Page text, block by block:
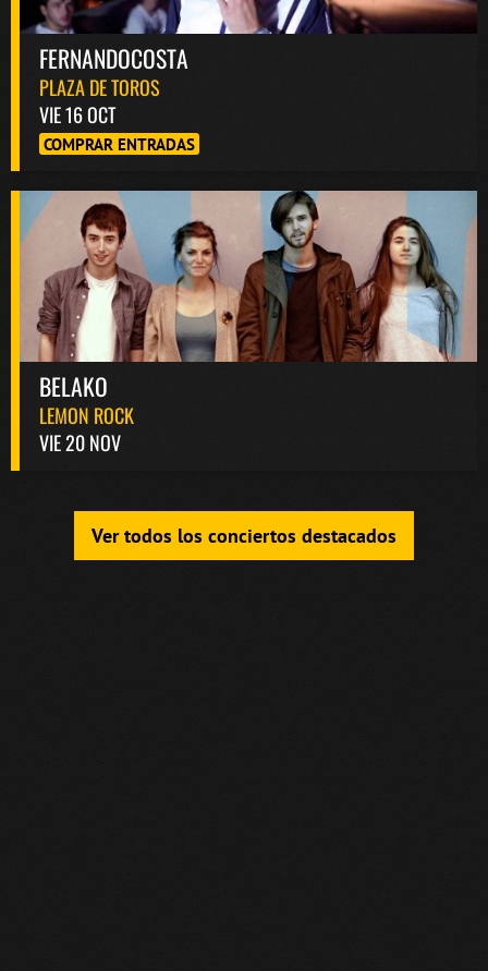
FERNANDOCOSTA
PLAZA DE TOROS
VIE 16 OCT
COMPRAR ENTRADAS
BELAKO
LEMON ROCK
VIE 20 NOV
Ver todos los conciertos destacados